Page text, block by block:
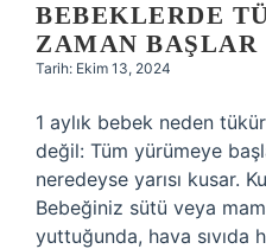
BEBEKLERDE
ZAMAN BAŞLAR
Tarih: Ekim 13, 2024
1 aylık bebek neden
değil: ​​Tüm yürümeye
neredeyse yarısı kusar.
Bebeğiniz sütü veya
yuttuğunda, hava sıvıda